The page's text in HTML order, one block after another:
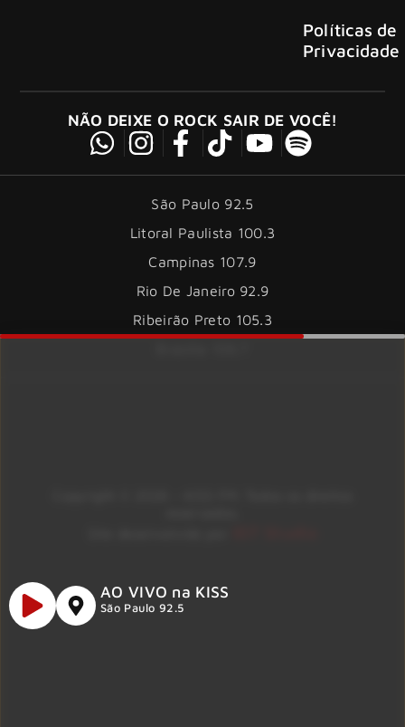
Políticas de
Privacidade
NÃO DEIXE O ROCK SAIR DE VOCÊ!
São Paulo 92.5
Litoral Paulista 100.3
Campinas 107.9
Rio De Janeiro 92.9
Ribeirão Preto 105.3
AO VIVO na KISS
São Paulo 92.5